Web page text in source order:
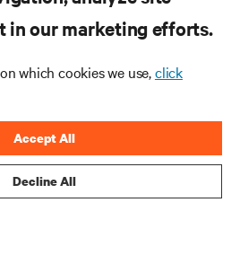
in our marketing efforts.
which cookies we use,click
Decline All
Accept All